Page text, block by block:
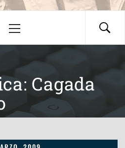
principal
Cagada